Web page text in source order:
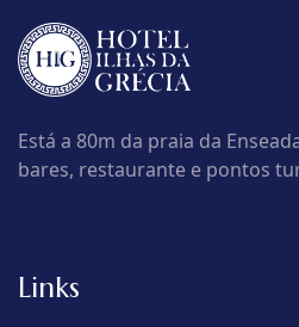
Está a 80m da praia da
bares, restaurante e pontos
Links